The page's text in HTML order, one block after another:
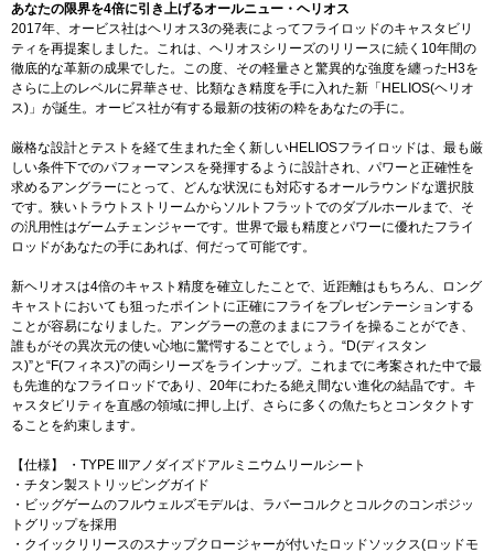
あなたの限界を4倍に引き上げるオールニュー・ヘリオス
2017年、オービス社はヘリオス3の発表によってフライロッドのキャスタビリ
ティを再提案しました。これは、ヘリオスシリーズのリリースに続く10年間の
徹底的な革新の成果でした。この度、その軽量さと驚異的な強度を纏ったH3を
さらに上のレベルに昇華させ、比類なき精度を手に入れた新「HELIOS(ヘリオ
ス)」が誕生。オービス社が有する最新の技術の粋をあなたの手に。
厳格な設計とテストを経て生まれた全く新しいHELIOSフライロッドは、最も厳
しい条件下でのパフォーマンスを発揮するように設計され、パワーと正確性を
求めるアングラーにとって、どんな状況にも対応するオールラウンドな選択肢
です。狭いトラウトストリームからソルトフラットでのダブルホールまで、そ
の汎用性はゲームチェンジャーです。世界で最も精度とパワーに優れたフライ
ロッドがあなたの手にあれば、何だって可能です。
新ヘリオスは4倍のキャスト精度を確立したことで、近距離はもちろん、ロング
キャストにおいても狙ったポイントに正確にフライをプレゼンテーションする
ことが容易になりました。アングラーの意のままにフライを操ることができ、
誰もがその異次元の使い心地に驚愕することでしょう。“D(ディスタン
ス)”と“F(フィネス)”の両シリーズをラインナップ。これまでに考案された中で最
も先進的なフライロッドであり、20年にわたる絶え間ない進化の結晶です。キ
ャスタビリティを直感の領域に押し上げ、さらに多くの魚たちとコンタクトす
ることを約束します。
【仕様】 ・TYPE IIIアノダイズドアルミニウムリールシート
・チタン製ストリッピングガイド
・ビッグゲームのフルウェルズモデルは、ラバーコルクとコルクのコンポジッ
トグリップを採用
・クイックリリースのスナップクロージャーが付いたロッドソックス(ロッドモ